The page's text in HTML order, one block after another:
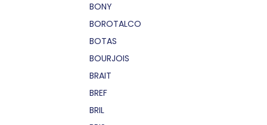
BONY
BOROTALCO
BOTAS
BOURJOIS
BRAIT
BREF
BRIL